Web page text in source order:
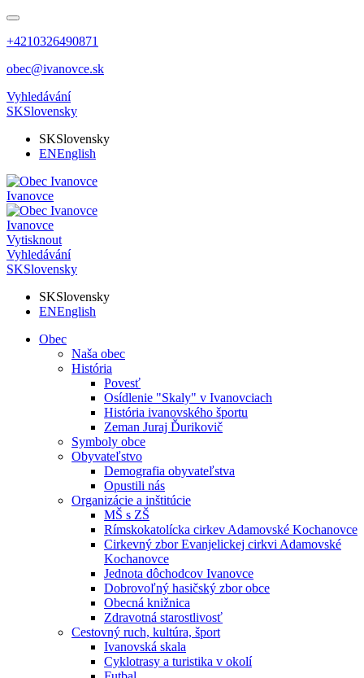
+4210326490871
obec@ivanovce.sk
Vyhledávání
SKSlovensky
SKSlovensky
ENEnglish
Ivanovce
Ivanovce
Vytisknout
Vyhledávání
SKSlovensky
SKSlovensky
ENEnglish
Obec
Naša obec
História
Povesť
Osídlenie "Skaly" v Ivanovciach
História ivanovského športu
Zeman Juraj Ďurikovič
Symboly obce
Obyvateľstvo
Demografia obyvateľstva
Opustili nás
Organizácie a inštitúcie
MŠ s ZŠ
Rímskokatolícka cirkev Adamovské Kochanovce
Cirkevný zbor Evanjelickej cirkvi Adamovské
Kochanovce
Jednota dôchodcov Ivanovce
Dobrovoľný hasičský zbor obce
Obecná knižnica
Zdravotná starostlivosť
Cestovný ruch, kultúra, šport
Ivanovská skala
Cyklotrasy a turistika v okolí